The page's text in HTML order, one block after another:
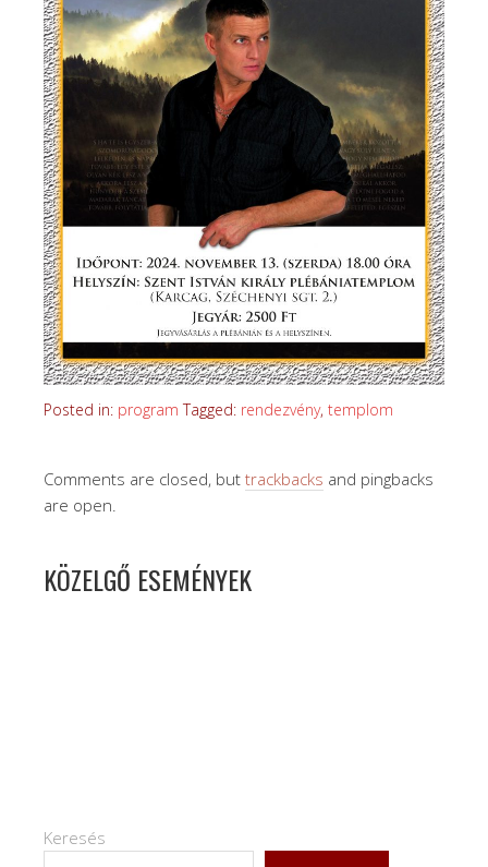
Posted in: program Tagged: rendezvény, templom
Comments are closed, but trackbacks and pingbacks
are open.
KÖZELGŐ ESEMÉNYEK
Keresés